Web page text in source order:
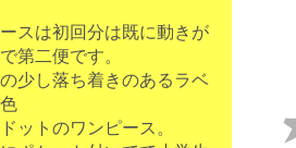
スは初回分は既に動きが
第二便です。
少し落ち着きのあるラベ
ットのワンピース。